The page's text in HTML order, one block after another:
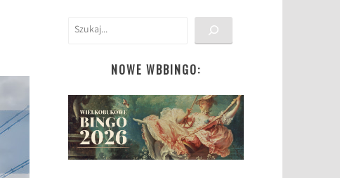
Szukaj
NOWE WBBINGO: